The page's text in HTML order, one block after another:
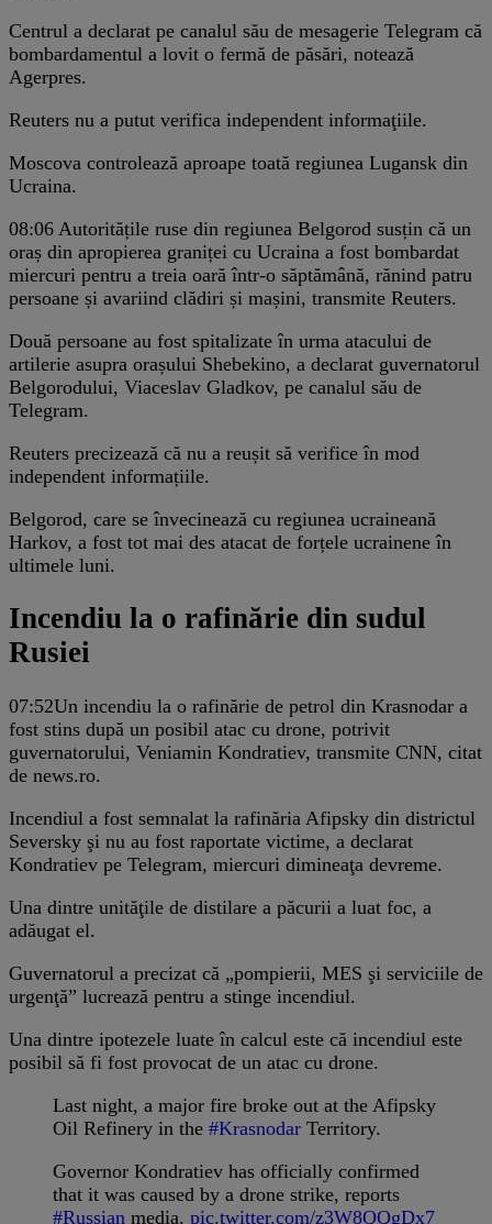
Centrul a declarat pe canalul său de mesagerie Telegram că
bombardamentul a lovit o fermă de păsări, notează
Agerpres.
Reuters nu a putut verifica independent informaţiile.
Moscova controlează aproape toată regiunea Lugansk din
Ucraina.
08:06 Autoritățile ruse din regiunea Belgorod susțin că un
oraș din apropierea graniței cu Ucraina a fost bombardat
miercuri pentru a treia oară într-o săptămână, rănind patru
persoane și avariind clădiri și mașini, transmite Reuters.
Două persoane au fost spitalizate în urma atacului de
artilerie asupra orașului Shebekino, a declarat guvernatorul
Belgorodului, Viaceslav Gladkov, pe canalul său de
Telegram.
Reuters precizează că nu a reușit să verifice în mod
independent informațiile.
Belgorod, care se învecinează cu regiunea ucraineană
Harkov, a fost tot mai des atacat de forțele ucrainene în
ultimele luni.
Incendiu la o rafinărie din sudul
Rusiei
07:52Un incendiu la o rafinărie de petrol din Krasnodar a
fost stins după un posibil atac cu drone, potrivit
guvernatorului, Veniamin Kondratiev, transmite CNN, citat
de news.ro.
Incendiul a fost semnalat la rafinăria Afipsky din districtul
Seversky şi nu au fost raportate victime, a declarat
Kondratiev pe Telegram, miercuri dimineaţa devreme.
Una dintre unităţile de distilare a păcurii a luat foc, a
adăugat el.
Guvernatorul a precizat că „pompierii, MES şi serviciile de
urgenţă” lucrează pentru a stinge incendiul.
Una dintre ipotezele luate în calcul este că incendiul este
posibil să fi fost provocat de un atac cu drone.
Last night, a major fire broke out at the Afipsky
Oil Refinery in the #Krasnodar Territory.
Governor Kondratiev has officially confirmed
that it was caused by a drone strike, reports
#Russian media. pic.twitter.com/z3W8QQgDx7